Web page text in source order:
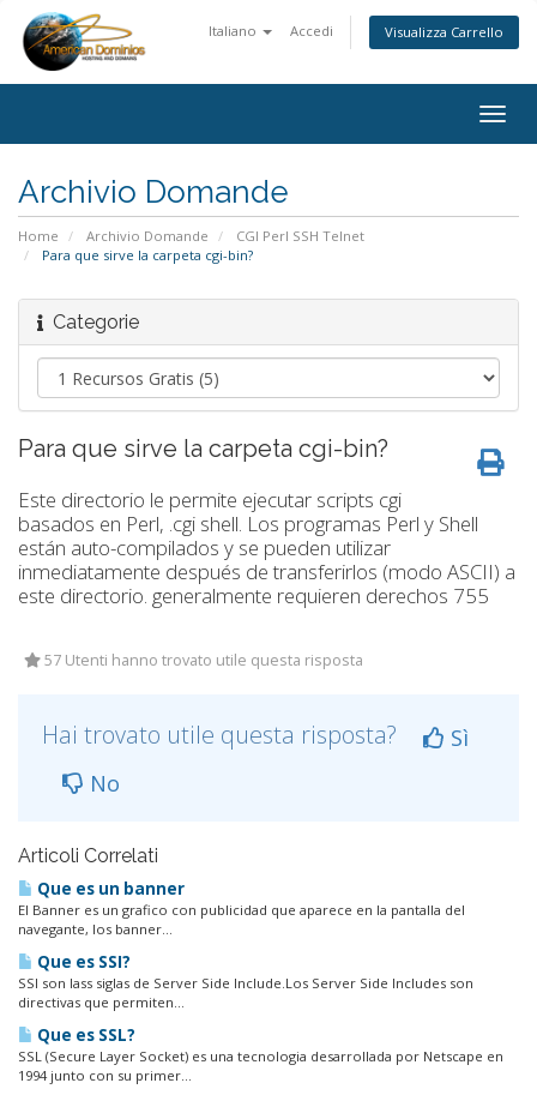
Italiano Accedi Visualizza Carrello
Archivio Domande
Home Archivio Domande
CGI Perl SSH Telnet
Para que sirve la carpeta cgi-bin?
Categorie
Para que sirve la carpeta cgi-bin?
Este directorio le permite ejecutar scripts cgi
basados en Perl, .cgi shell. Los programas Perl y Shell
están auto-compilados y se pueden utilizar
inmediatamente después de transferirlos (modo ASCII) a
este directorio. generalmente requieren derechos 755
57 Utenti hanno trovato utile questa risposta
Hai trovato utile questa risposta?
Sì
No
Articoli Correlati
Que es un banner
El Banner es un grafico con publicidad que aparece en la pantalla del
navegante, los banner...
Que es SSI?
SSI son lass siglas de Server Side Include.Los Server Side Includes son
directivas que permiten...
Que es SSL?
SSL (Secure Layer Socket) es una tecnologia desarrollada por Netscape en
1994 junto con su primer...